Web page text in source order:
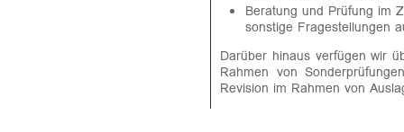
Beratung und Prüfung im
sonstige Fragestellungen
Darüber hinaus verfügen wir
Rahmen von
Revision im Rahmen von